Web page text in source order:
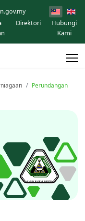
Direktori
Hubungi
Kami
Perundangan